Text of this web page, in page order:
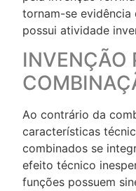
tornam-se evidência
possui atividade
INVENÇÃO
Ao contrário da
características
combinados se
efeito técnico
funções possuem